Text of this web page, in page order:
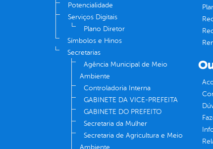
Potencialidade
Serviços Digitais
Plano Diretor
Símbolos e Hinos
Secretarias
Agência Municipal de Meio
Ambiente
Controladoria Interna
GABINETE DA VICE-PREFEITA
GABINETE DO PREFEITO
Secretaria da Mulher
Secretaria de Agricultura e Meio
Ambiente